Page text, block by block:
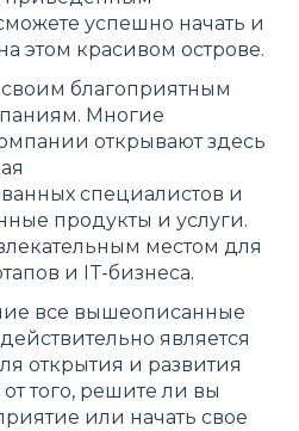
успешно начать и
этом красивом острове.
благоприятным
Многие
открывают здесь
специалистов и
продукты и услуги.
местом для
и IT-бизнеса.
все вышеописанные
является
открытия и развития
того, решите ли вы
или начать свое